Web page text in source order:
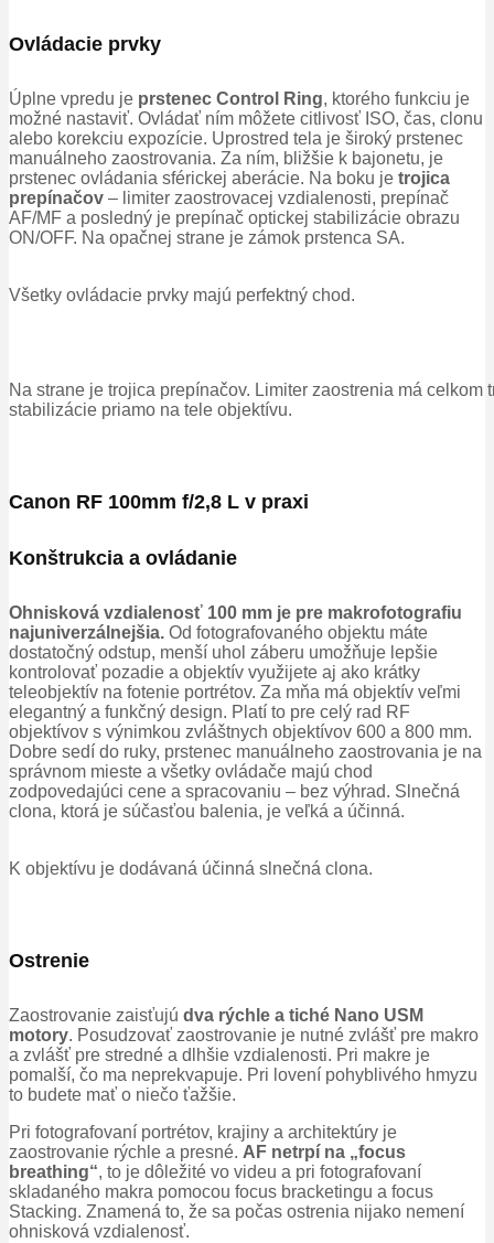
Ovládacie prvky
Úplne vpredu je prstenec Control Ring, ktorého funkciu je
možné nastaviť. Ovládať ním môžete citlivosť ISO, čas, clonu
alebo korekciu expozície. Uprostred tela je široký prstenec
manuálneho zaostrovania. Za ním, bližšie k bajonetu, je
prstenec ovládania sférickej aberácie. Na boku je trojica
prepínačov – limiter zaostrovacej vzdialenosti, prepínač
AF/MF a posledný je prepínač optickej stabilizácie obrazu
ON/OFF. Na opačnej strane je zámok prstenca SA.
Všetky ovládacie prvky majú perfektný chod.
Na strane je trojica prepínačov. Limiter zaostrenia má
stabilizácie priamo na tele objektívu.
Canon RF 100mm f/2,8 L v praxi
Konštrukcia a ovládanie
Ohnisková vzdialenosť 100 mm je pre makrofotografiu
najuniverzálnejšia. Od fotografovaného objektu máte
dostatočný odstup, menší uhol záberu umožňuje lepšie
kontrolovať pozadie a objektív využijete aj ako krátky
teleobjektív na fotenie portrétov. Za mňa má objektív veľmi
elegantný a funkčný design. Platí to pre celý rad RF
objektívov s výnimkou zvláštnych objektívov 600 a 800 mm.
Dobre sedí do ruky, prstenec manuálneho zaostrovania je na
správnom mieste a všetky ovládače majú chod
zodpovedajúci cene a spracovaniu – bez výhrad. Slnečná
clona, ktorá je súčasťou balenia, je veľká a účinná.
K objektívu je dodávaná účinná slnečná clona.
Ostrenie
Zaostrovanie zaisťujú dva rýchle a tiché Nano USM
motory. Posudzovať zaostrovanie je nutné zvlášť pre makro
a zvlášť pre stredné a dlhšie vzdialenosti. Pri makre je
pomalší, čo ma neprekvapuje. Pri lovení pohyblivého hmyzu
to budete mať o niečo ťažšie.
Pri fotografovaní portrétov, krajiny a architektúry je
zaostrovanie rýchle a presné. AF netrpí na „focus
breathing“, to je dôležité vo videu a pri fotografovaní
skladaného makra pomocou focus bracketingu a focus
Stacking. Znamená to, že sa počas ostrenia nijako nemení
ohnisková vzdialenosť.